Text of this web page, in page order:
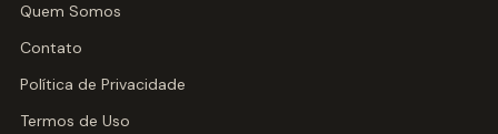
Quem Somos
Contato
Política de Privacidade
Termos de Uso